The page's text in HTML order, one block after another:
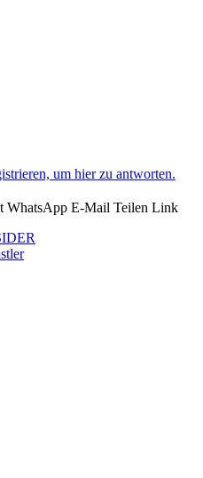
um hier zu antworten.
WhatsApp E-Mail Teilen Link